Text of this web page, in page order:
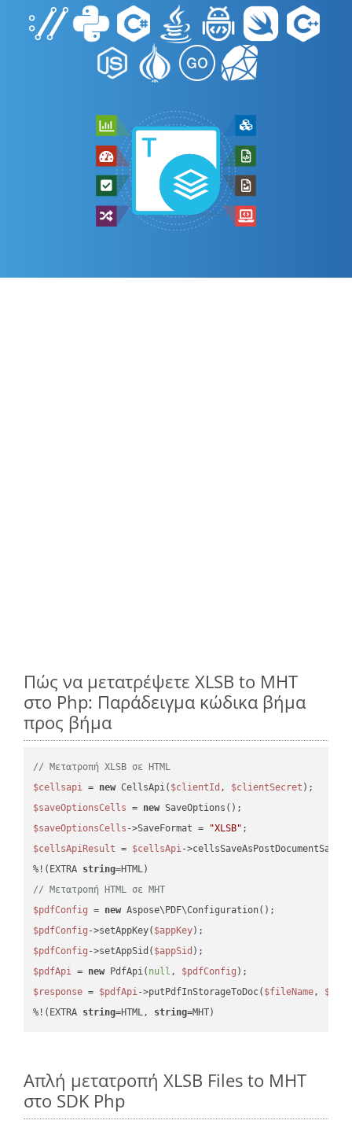
Πώς να μετατρέψετε XLSB to MHT
στο Php: Παράδειγμα κώδικα βήμα
προς βήμα
// Μετατροπή XLSB σε HTML
$cellsapi = new CellsApi( $clientId , $clientSecret
$saveOptionsCells = new
$saveOptionsCells ->SaveFormat = "XLSB"
$cellsApiResult = $cellsApi-
%!(EXTRA string
// Μετατροπή HTML σε MHT
$pdfConfig = new
$pdfConfig ->setAppKey( $appKey
$pdfConfig ->setAppSid( $appSid
$pdfApi = new PdfApi( null , $pdfConfig
$response = $pdfApi->putPdfInStorageToDoc( $fileName,
%!(EXTRA string=HTML, string=MHT)
Απλή μετατροπή XLSB Files to MHT
στο SDK Php